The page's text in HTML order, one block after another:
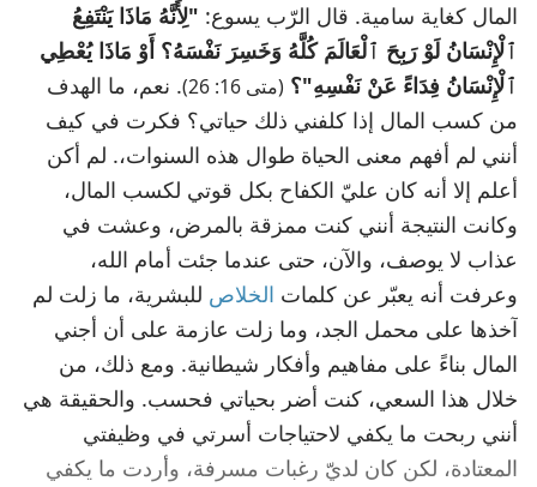
المال كغاية سامية. قال الرّب يسوع: "لِأَنَّهُ مَاذَا يَنْتَفِعُ
ٱلْإِنْسَانُ لَوْ رَبِحَ ٱلْعَالَمَ كُلَّهُ وَخَسِرَ نَفْسَهُ؟ أَوْ مَاذَا يُعْطِي
ٱلْإِنْسَانُ فِدَاءً عَنْ نَفْسِهِ"؟ (متى 16: 26)
. نعم، ما الهدف
من كسب المال إذا كلفني ذلك حياتي؟ فكرت في كيف
أنني لم أفهم معنى الحياة طوال هذه السنوات،. لم أكن
أعلم إلا أنه كان عليّ الكفاح بكل قوتي لكسب المال،
وكانت النتيجة أنني كنت ممزقة بالمرض، وعشت في
عذاب لا يوصف، والآن، حتى عندما جئت أمام الله،
وعرفت أنه يعبّر عن كلمات الخلاص للبشرية، ما زلت لم
آخذها على محمل الجد، وما زلت عازمة على أن أجني
المال بناءً على مفاهيم وأفكار شيطانية. ومع ذلك، من
خلال هذا السعي، كنت أضر بحياتي فحسب. والحقيقة هي
أنني ربحت ما يكفي لاحتياجات أسرتي في وظيفتي
المعتادة، لكن كان لديّ رغبات مسرفة، وأردت ما يكفي